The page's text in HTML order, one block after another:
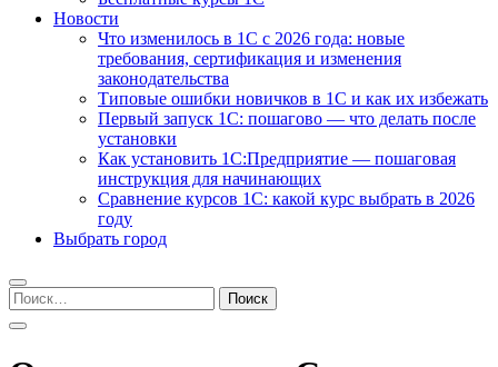
Новости
Что изменилось в 1С с 2026 года: новые
требования, сертификация и изменения
законодательства
Типовые ошибки новичков в 1С и как их избежать
Первый запуск 1С: пошагово — что делать после
установки
Как установить 1С:Предприятие — пошаговая
инструкция для начинающих
Сравнение курсов 1С: какой курс выбрать в 2026
году
Выбрать город
Найти: